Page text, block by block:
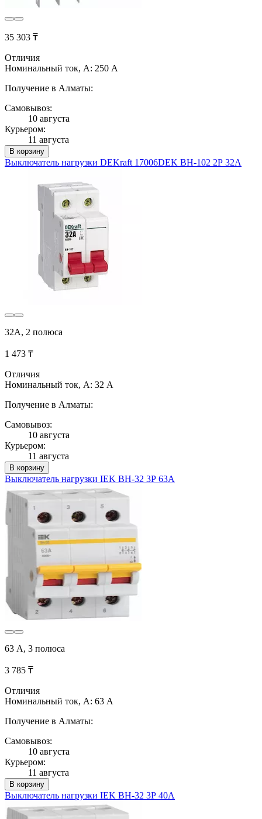
35 303 ₸
Отличия
Номинальный ток, А: 250 А
Получение в Алматы:
Самовывоз:
10 августа
Курьером:
11 августа
В корзину
Выключатель нагрузки DEKraft 17006DEK ВН-102 2Р 32А
32А, 2 полюса
1 473 ₸
Отличия
Номинальный ток, А: 32 А
Получение в Алматы:
Самовывоз:
10 августа
Курьером:
11 августа
В корзину
Выключатель нагрузки IEK ВН-32 3Р 63А
63 А, 3 полюса
3 785 ₸
Отличия
Номинальный ток, А: 63 А
Получение в Алматы:
Самовывоз:
10 августа
Курьером:
11 августа
В корзину
Выключатель нагрузки IEK ВН-32 3Р 40А